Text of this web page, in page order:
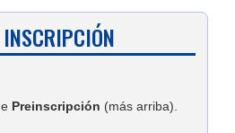
Preinscripción (más arriba).